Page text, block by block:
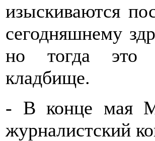
изыскиваются
сегодняшнему
но тогда это
кладбище.
- В конце мая
журналистский